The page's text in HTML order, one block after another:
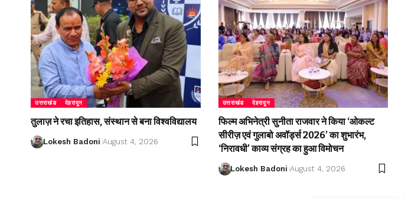
उत्तराखंड देहरादून
तुलाज़ ने रचा इतिहास, संस्थान से बना विश्वविद्यालय
Lokesh Badoni August 4, 2026
उत्तराखंड देहरादून
फिल्म अभिनेत्री सुनीता राजवार ने किया ‘ओकल्ट
सीरीज़ एवं गुलाबो अवॉर्ड्स 2026’ का शुभारंभ,
‘निरावधी’ काव्य संग्रह का हुआ विमोचन
Lokesh Badoni August 4, 2026